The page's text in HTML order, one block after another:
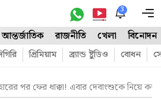
3
আন্তর্জাতিক রাজনীতি খেলা বিনোদন
প্রিমিয়াম ব্র্যান্ড ষ্টুডিও বোধন
পর ফের ধাক্কা! এবার দেবাংশুকে নিয়ে কড়া